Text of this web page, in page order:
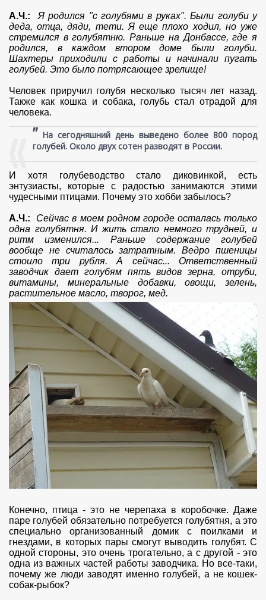
А.Ч.:
Я родился "с голубями в руках". Были голуби у
деда, отца, дяди, тети. Я еще плохо ходил, но уже
стремился в голубятню. Раньше на Донбассе, где я
родился, в каждом втором доме были голуби.
Шахтеры приходили с работы и начинали пугать
голубей. Это было потрясающее зрелище!
Человек приручил голубя несколько тысяч лет назад.
Также как кошка и собака, голубь стал отрадой для
человека.
” На сегодняшний день выведено более 800 пород
голубей. Около двух сотен разводят в России.
И хотя голубеводство стало диковинкой, есть
энтузиасты, которые с радостью занимаются этими
чудесными птицами. Почему это хобби забылось?
А.Ч.:
Сейчас в моем родном городе осталась только
одна голубятня. И жить стало немного трудней, и
ритм изменился... Раньше содержание голубей
вообще не считалось затратным. Ведро пшеницы
стоило три рубля. А сейчас... Ответственный
заводчик дает голубям пять видов зерна, отруби,
витамины, минеральные добавки, овощи, зелень,
растительное масло, творог, мед.
Конечно, птица - это не черепаха в коробочке. Даже
паре голубей обязательно потребуется голубятня, а это
специально организованный домик с поилками и
гнездами, в которых пары смогут выводить голубят. С
одной стороны, это очень трогательно, а с другой - это
одна из важных частей работы заводчика. Но все-таки,
почему же люди заводят именно голубей, а не кошек-
собак-рыбок?